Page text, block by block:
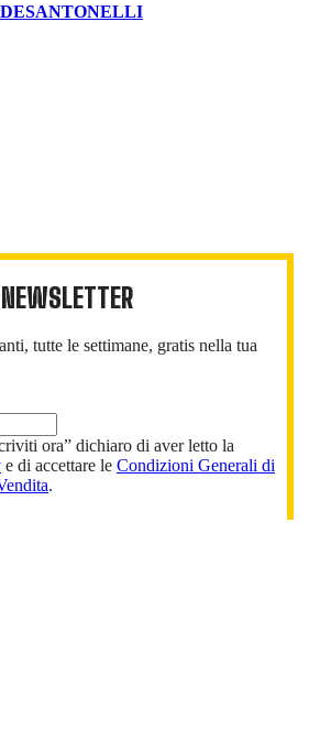
ANTONELLI
tutte le settimane, gratis nella tua
ora” dichiaro di aver letto la
e di accettare le Condizioni Generali di
.